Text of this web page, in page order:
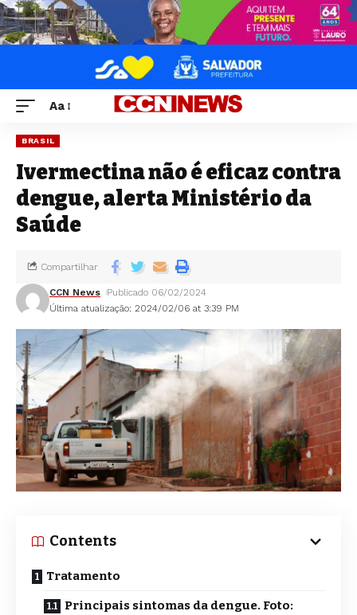
Aa
BRASIL
Ivermectina não é eficaz contra
dengue, alerta Ministério da
Saúde
Última atualização: 2024/02/06 at 3:39 PM
CCN News Publicado 06/02/2024
Compartilhar
Contents
Tratamento
Principais sintomas da dengue. Foto: